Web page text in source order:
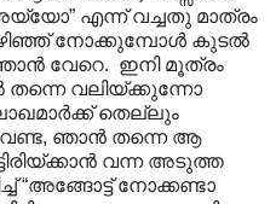
എന്ന് വച്ചതു മാത്രം
നോക്കുമ്പോൾ കുടൽ
ഞാൻ വേറെ. ഇനി മൂത്രം
തന്നെ വലിയ്ക്കുന്നോ
തെല്ലും
ഞാൻ തന്നെ ആ
വന്ന അടുത്ത
“അങ്ങോട്ട് നോക്കണ്ടാ